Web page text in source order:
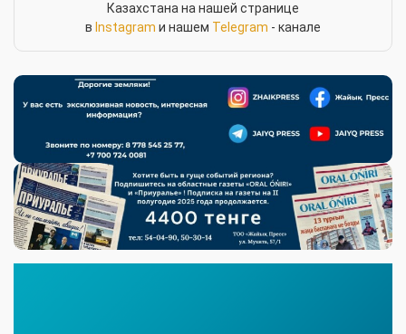
Казахстана на нашей странице
в Instagram и нашем Telegram - канале